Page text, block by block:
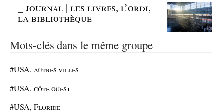
_journal | les livres, l’ordi,
la bibliothèque
Mots-clés dans le même groupe
#USA, autres villes
#USA, côte ouest
#USA, Floride